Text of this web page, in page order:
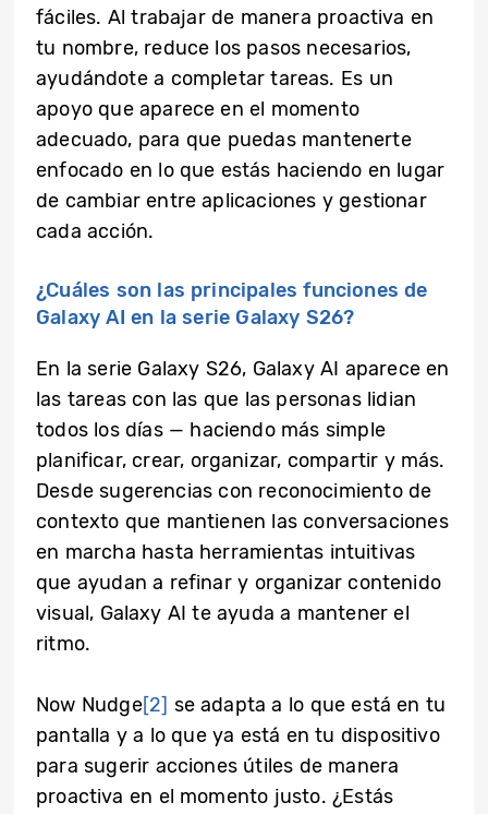
fáciles. Al trabajar de manera proactiva en
tu nombre, reduce los pasos necesarios,
ayudándote a completar tareas. Es un
apoyo que aparece en el momento
adecuado, para que puedas mantenerte
enfocado en lo que estás haciendo en lugar
de cambiar entre aplicaciones y gestionar
cada acción.
¿Cuáles son las principales funciones de
Galaxy AI en la serie Galaxy S26?
En la serie Galaxy S26, Galaxy AI aparece en
las tareas con las que las personas lidian
todos los días — haciendo más simple
planificar, crear, organizar, compartir y más.
Desde sugerencias con reconocimiento de
contexto que mantienen las conversaciones
en marcha hasta herramientas intuitivas
que ayudan a refinar y organizar contenido
visual, Galaxy AI te ayuda a mantener el
ritmo.
Now Nudge[2] se adapta a lo que está en tu
pantalla y a lo que ya está en tu dispositivo
para sugerir acciones útiles de manera
proactiva en el momento justo. ¿Estás